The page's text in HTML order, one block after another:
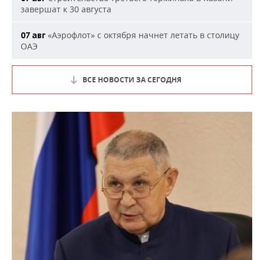
завершат к 30 августа
07 авг «Аэрофлот» с октября начнет летать в столицу
ОАЭ
ВСЕ НОВОСТИ ЗА СЕГОДНЯ